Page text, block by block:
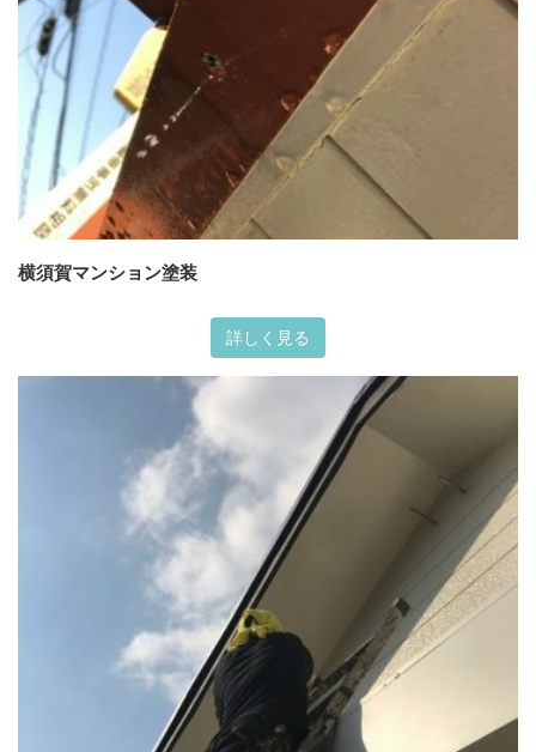
横須賀マンション塗装
詳しく見る